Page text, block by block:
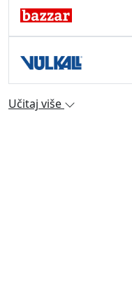
Učitaj više